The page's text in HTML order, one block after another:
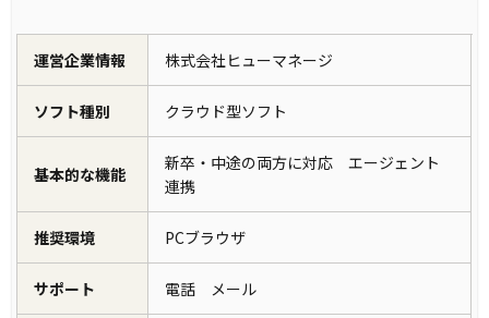
運営企業情報 株式会社ヒューマネージ
ソフト種別 クラウド型ソフト
基本的な機能
新卒・中途の両方に対応 エージェント
連携
推奨環境 PCブラウザ
サポート 電話 メール